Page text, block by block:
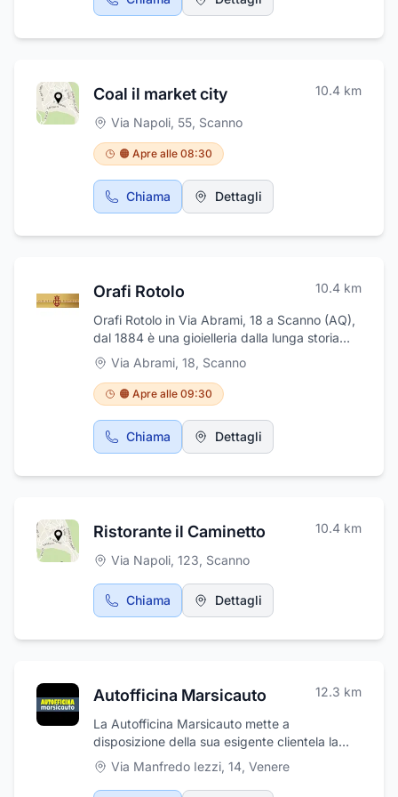
11/13/15 ad Anversa degli Abruzzi (AQ). .
Coal il market city 10.4 km
Via Napoli, 55, Scanno
🟠 Apre alle 08:30
Chiama Dettagli
Orafi Rotolo 10.4 km
Orafi Rotolo in Via Abrami, 18 a Scanno (AQ),
dal 1884 è una gioielleria dalla lunga storia
che da molti anni porta avanti la passione
della famiglia Rotolo per l'oreficeria. Presso il
laboratorio artigiani esperti si prendono cura
della creazione di gioielli quali anelli ed
accessori moda, della realizzazione di
incisioni a mano in oro ed in argento, della
lavaggio delle perle. La gioielleria vende i suoi
della valutazione degli orologi e
dell'esecuzione di accurate perizie.
Via Abrami, 18, Scanno
🟠 Apre alle 09:30
Chiama Dettagli
Ristorante il Caminetto 10.4 km
Via Napoli, 123, Scanno
Chiama Dettagli
Autofficina Marsicauto 12.3 km
La Autofficina Marsicauto mette a
disposizione della sua esigente clientela la
competenza professionale di un efficiente
staff di operatori, manutentori ed installatori
Via Manfredo Iezzi, 14, Venere